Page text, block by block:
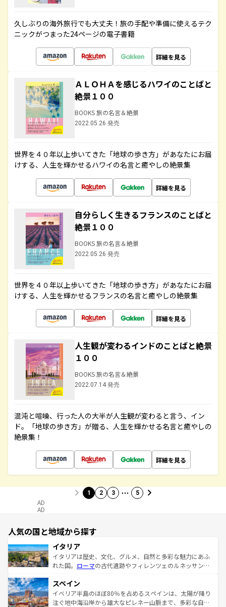
久しぶりの海外旅行でも大丈夫！旅の手配や準備に使えるテク
ニックがつまった24ページの電子書籍
詳細を見る
ＡＬＯＨＡを感じるハワイのことばと
絶景１００
BOOKS 旅の名言＆絶景
2022.05.26 発売
世界を４０年以上歩いてきた「地球の歩き方」があなたにお届
けする、人生を輝かせるハワイの名言と癒やしの絶景集
詳細を見る
自分らしく生きるフランスのことばと
絶景１００
BOOKS 旅の名言＆絶景
2022.05.26 発売
世界を４０年以上歩いてきた「地球の歩き方」があなたにお届
けする、人生を輝かせるフランスの名言と癒やしの絶景集
詳細を見る
人生観が変わるインドのことばと絶景
１００
BOOKS 旅の名言＆絶景
2022.07.14 発売
混沌と喧噪、行った人の大半が人生観が変わると言う、イン
ド。「地球の歩き方」が贈る、人生を輝かせる名言と癒やしの
絶景集！
詳細を見る
1 2 3 … 5
AD
AD
人気の国と地域から探す
イタリア
イタリアは歴史、文化、グルメ、自然と多彩な魅力にあふ
れた国。 ローマの古代遺跡やフィレンツェのルネッサンス
ろん、トスカーナの美しい田園風景やアマルフィ海岸の絶
景など、自然景観も見逃せない。観光の合間には、本場の
ピザやパスタなど、絶品のイタリア料理を堪能することも
スペイン
イベリア半島のほぼ80％を占めるスペインは、太陽が降り
注ぐ地中海沿岸から雄大なピレネー山脈まで、多彩な自然